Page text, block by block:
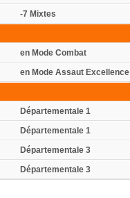
-7 Mixtes
en Mode Combat
en Mode Assaut Excellence
Départementale 1
Départementale 1
Départementale 3
Départementale 3